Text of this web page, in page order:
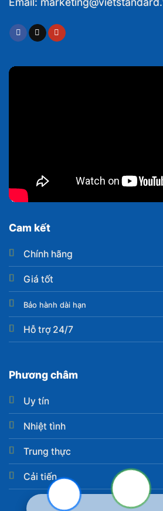
Cam kết
Chính hãng
Giá tốt
Bảo hành dài hạn
Hỗ trợ 24/7
Phương châm
Uy tín
Nhiệt tình
Trung thực
Cải tiến